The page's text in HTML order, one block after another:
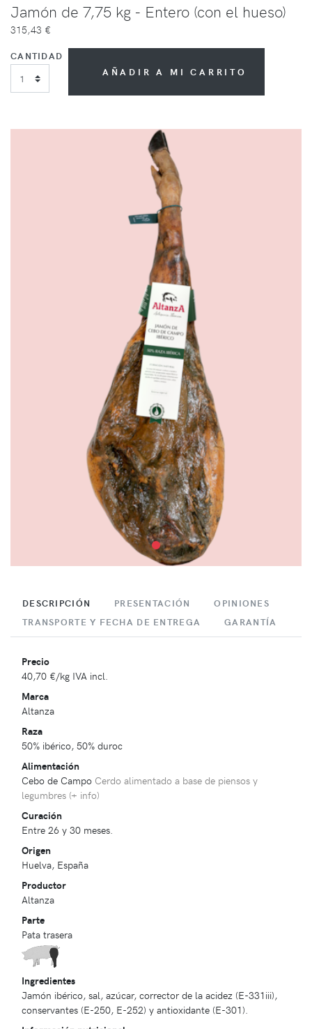
Jamón de 7,75 kg - Entero (con el hueso)
315,43 €
CANTIDAD
AÑADIR A MI CARRITO
DESCRIPCIÓN PRESENTACIÓN
OPINIONES
TRANSPORTE Y FECHA DE ENTREGA
GARANTÍA
Precio
40,70 €/kg IVA incl.
Marca
Altanza
Raza
50% ibérico, 50% duroc
Alimentación
Cebo de Campo Cerdo alimentado a base de piensos y
legumbres (+ info)
Curación
Entre 26 y 30 meses.
Origen
Huelva, España
Productor
Altanza
Parte
Pata trasera
Ingredientes
Jamón ibérico, sal, azúcar, corrector de la acidez (E-331iii),
conservantes (E-250, E-252) y antioxidante (E-301).